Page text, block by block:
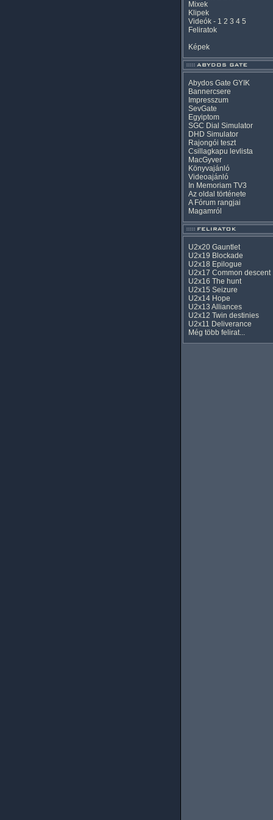
Mixek
Klipek
Videók - 1 2 3 4 5
Feliratok
Képek
Abydos Gate GYIK
Bannercsere
Impresszum
SevGate
Egyiptom
SGC Dial Simulator
DHD Simulator
Rajongói teszt
Csillagkapu levlista
MacGyver
Könyvajánló
Videoajánló
In Memoriam TV3
Az oldal története
A Fórum rangjai
Magamról
U2x20 Gauntlet
U2x19 Blockade
U2x18 Epilogue
U2x17 Common descent
U2x16 The hunt
U2x15 Seizure
U2x14 Hope
U2x13 Alliances
U2x12 Twin destinies
U2x11 Deliverance
Még több felirat...